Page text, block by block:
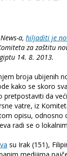
a, hiljaditi je
za zaštitu
14. 8. 2013.
broja ubijenih
kako se skoro
pretpostaviti da
vatre, iz
opisu, odnosno
radi se o
su Irak (151),